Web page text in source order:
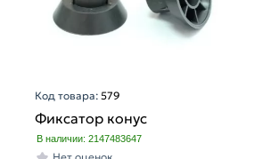
Код товара:579
Фиксатор конус
В наличии: 2147483647